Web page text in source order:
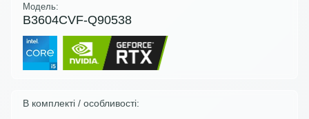
Модель:
B3604CVF-Q90538
В комплекті / особливості: